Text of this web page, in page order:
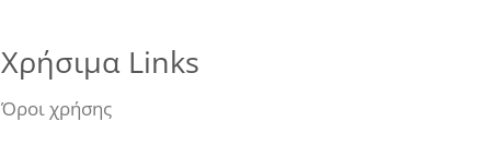
Χρήσιμα Links
Όροι χρήσης